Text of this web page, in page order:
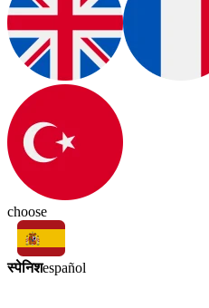
choose
स्पेनिशespañol